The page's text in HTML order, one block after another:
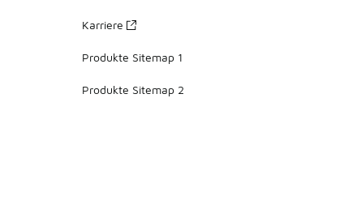
Karriere
Produkte Sitemap 1
Produkte Sitemap 2